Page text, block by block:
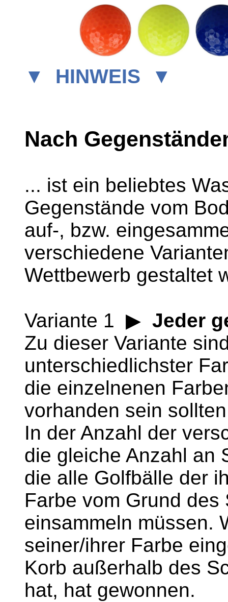
▼ HINWEIS ▼
Nach
... ist ein beliebtes
Gegenstände vom
auf-, bzw.
verschiedene
Wettbewerb gestaltet
Variante 1 ▶ Jeder
Zu dieser Variante
unterschiedlichster
die einzelnenen
vorhanden sein
In der Anzahl der
die gleiche Anzahl an
die alle Golfbälle der
Farbe vom Grund
einsammeln müssen.
seiner/ihrer Farbe
Korb außerhalb des
hat, hat gewonnen.